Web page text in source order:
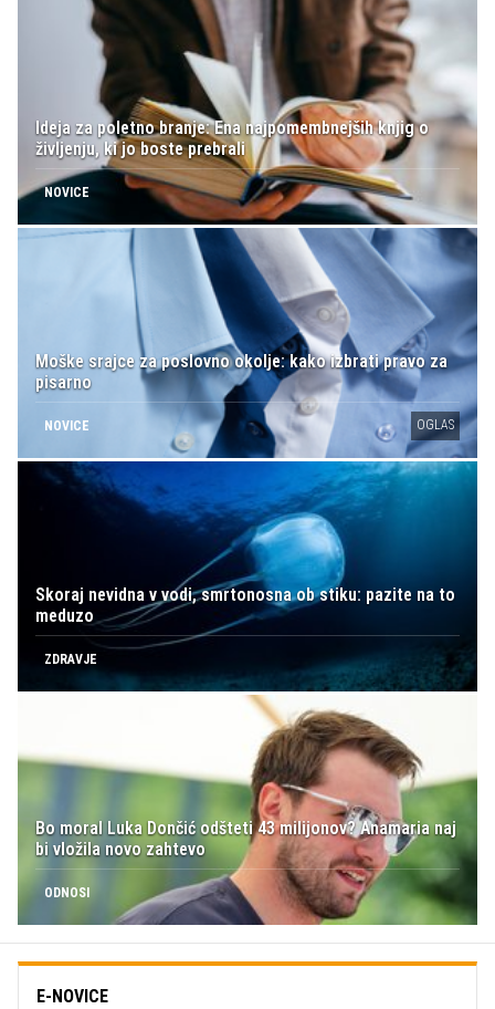
Ideja za poletno branje: Ena najpomembnejših knjig o
življenju, ki jo boste prebrali
NOVICE
Moške srajce za poslovno okolje: kako izbrati pravo za
pisarno
NOVICE OGLAS
Skoraj nevidna v vodi, smrtonosna ob stiku: pazite na to
meduzo
ZDRAVJE
Bo moral Luka Dončić odšteti 43 milijonov? Anamaria naj
bi vložila novo zahtevo
ODNOSI
E-NOVICE